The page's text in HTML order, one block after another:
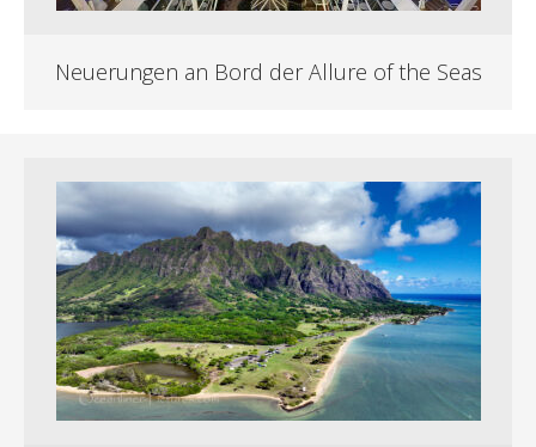
Neuerungen an Bord der Allure of the Seas